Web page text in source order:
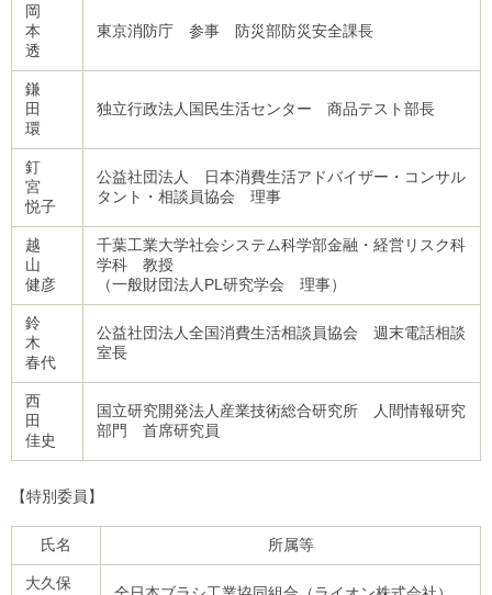
岡
本
透
東京消防庁 参事 防災部防災安全課長
鎌
田
環
独立行政法人国民生活センター 商品テスト部長
釘
宮
悦子
公益社団法人 日本消費生活アドバイザー・コンサル
タント・相談員協会 理事
越
山
健彦
千葉工業大学社会システム科学部金融・経営リスク科
学科 教授
（一般財団法人PL研究学会 理事）
鈴
木
春代
公益社団法人全国消費生活相談員協会 週末電話相談
室長
西
田
佳史
国立研究開発法人産業技術総合研究所 人間情報研究
部門 首席研究員
【特別委員】
氏名 所属等
大久保